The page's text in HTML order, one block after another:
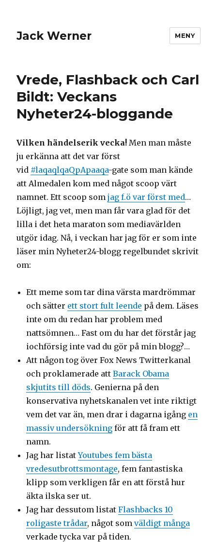
Jack Werner MENY
Vrede, Flashback och Carl
Bildt: Veckans
Nyheter24-bloggande
Vilken händelserik vecka! Men man måste
ju erkänna att det var först
vid #laqaqlqaQpApaaqa-gate som man kände
att Almedalen kom med något scoop värt
namnet. Ett scoop somjag f.ö var först med…
Löjligt, jag vet, men man får vara glad för det
lilla i det heta maraton som mediavärlden
utgör idag. Nå, i veckan har jag för er som inte
läser min Nyheter24-blogg regelbundet skrivit
om:
Ett meme som tar dina värsta mardrömmar
och sätter ett stort fult leende på dem. Läses
inte om du redan har problem med
nattsömnen… Fast om du har det förstår jag
iochförsig inte vad du gör på min blogg?…
Att någon tog över Fox News Twitterkanal
och proklamerade attBarack Obama
skjutits till döds. Genierna på den
konservativa nyhetskanalen vet inte riktigt
vem det var än, men drar i dagarna igång en
massiv undersökning för att få fram ett
namn.
Jag har listatYoutubes fem bästa
vredesutbrottsmontage, fem fantastiska
klipp som verkligen får en att förstå hur
äkta ilska ser ut.
Jag har dessutom listatFlashbacks 10
roligaste trådar, något somväldigt många
verkade tycka var på tiden.